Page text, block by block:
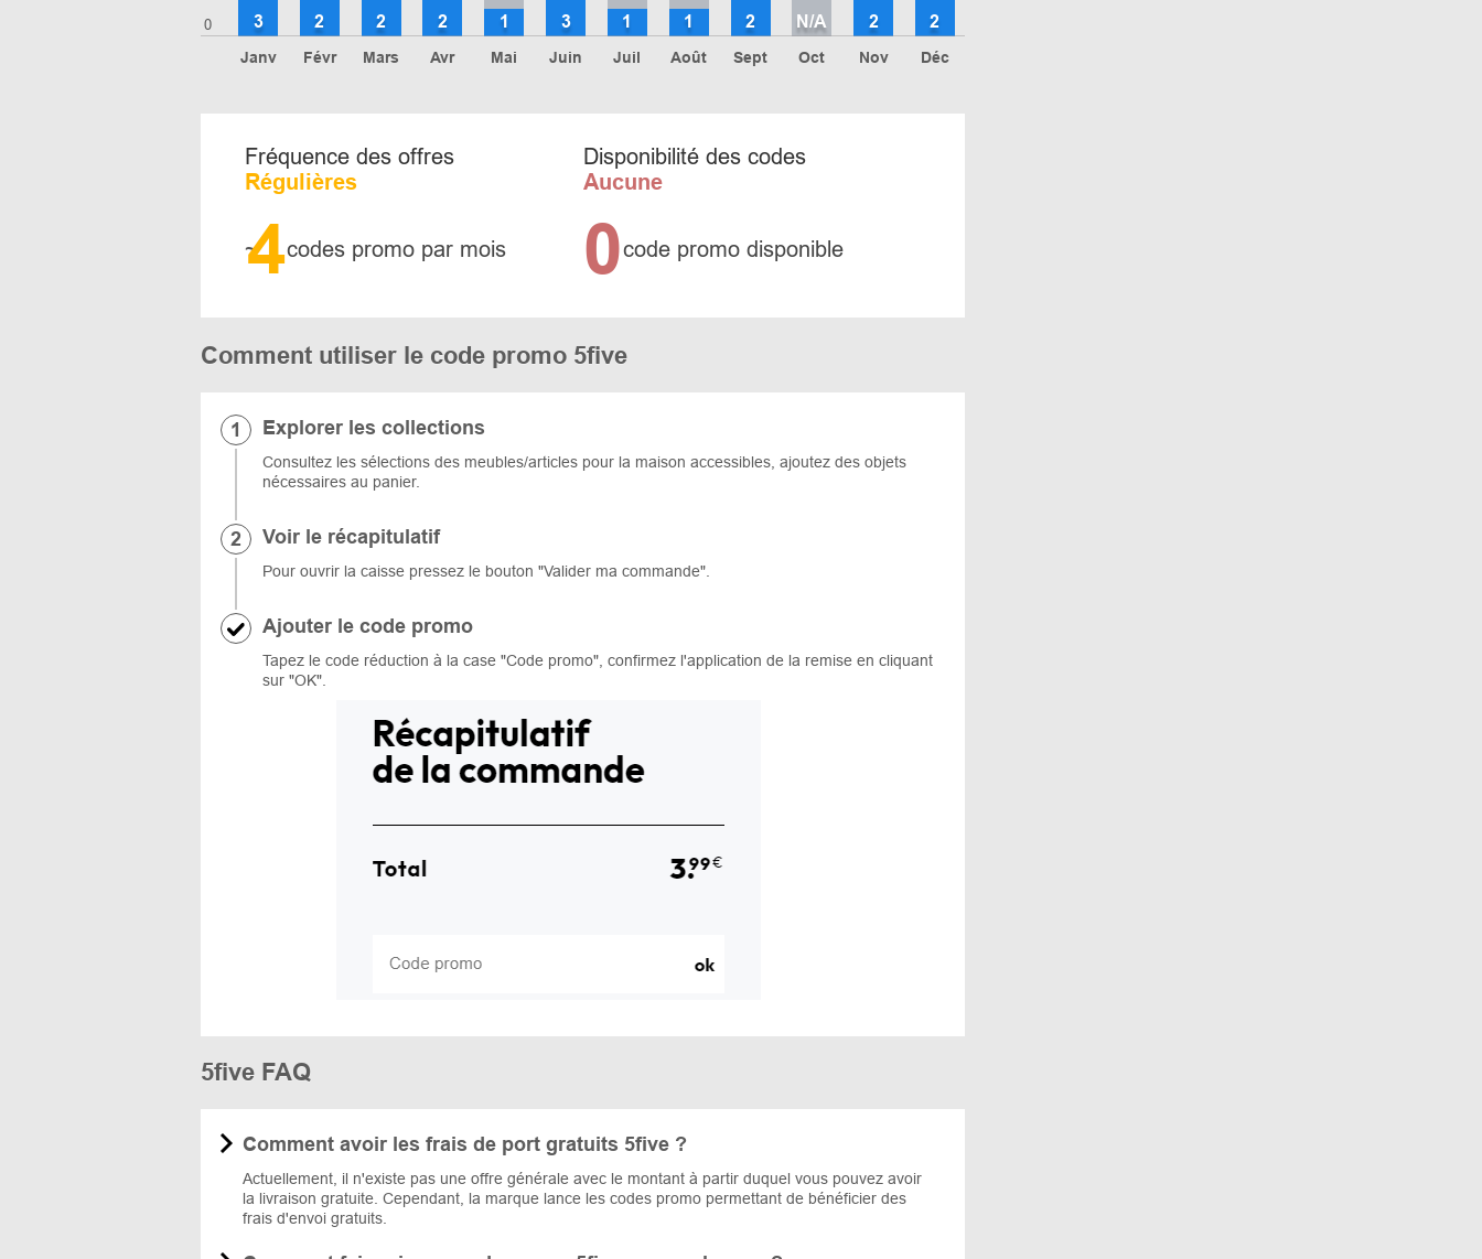
0
Janv
3
Févr
2
Mars
2
Avr
2
Mai
1
Juin
3
Juil
1
Août
1
Sept
2
Oct
N/A
Nov
2
Déc
2
Fréquence des offres
Régulières
~
4codes promo par mois
Disponibilité des codes
Aucune
0code promo disponible
Comment utiliser le code promo 5five
Explorer les collections
Consultez les sélections des meubles/articles pour la maison accessibles, ajoutez des objets
nécessaires au panier.
Voir le récapitulatif
Pour ouvrir la caisse pressez le bouton "Valider ma commande".
Ajouter le code promo
Tapez le code réduction à la case "Code promo", confirmez l'application de la remise en cliquant
sur "OK".
5five FAQ
Comment avoir les frais de port gratuits 5five ?
Actuellement, il n'existe pas une offre générale avec le montant à partir duquel vous pouvez avoir
la livraison gratuite. Cependant, la marque lance les codes promo permettant de bénéficier des
frais d'envoi gratuits.